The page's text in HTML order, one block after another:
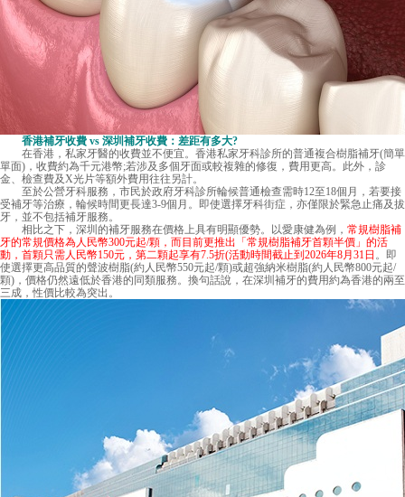
香港補牙收費 vs 深圳補牙收費：差距有多大?
在香港，私家牙醫的收費並不便宜。香港私家牙科診所的普通複合樹脂補牙(簡單
單面)，收費約為千元港幣;若涉及多個牙面或較複雜的修復，費用更高。此外，診
金、檢查費及X光片等額外費用往往另計。
至於公營牙科服務，市民於政府牙科診所輪候普通檢查需時12至18個月，若要接
受補牙等治療，輪候時間更長達3-9個月。即使選擇牙科街症，亦僅限於緊急止痛及拔
牙，並不包括補牙服務。
相比之下，深圳的補牙服務在價格上具有明顯優勢。以愛康健為例， 常規樹脂補
牙的常規價格為人民幣300元起/顆，而目前更推出「常規樹脂補牙首顆半價」的活
動，首顆只需人民幣150元，第二顆起享有7.5折(活動時間截止到2026年8月31日 。即
使選擇更高品質的聲波樹脂(約人民幣550元起/顆)或超強納米樹脂(約人民幣800元起/
顆)，價格仍然遠低於香港的同類服務。換句話說，在深圳補牙的費用約為香港的兩至
三成，性價比較為突出。